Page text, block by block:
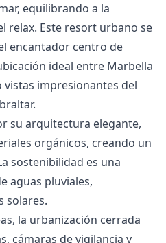
equilibrando a la
relax. Este resort urbano se
encantador centro de
ideal entre Marbella
impresionantes del
su arquitectura elegante,
orgánicos, creando un
sostenibilidad es una
aguas pluviales,
solares.
la urbanización cerrada
cámaras de vigilancia y